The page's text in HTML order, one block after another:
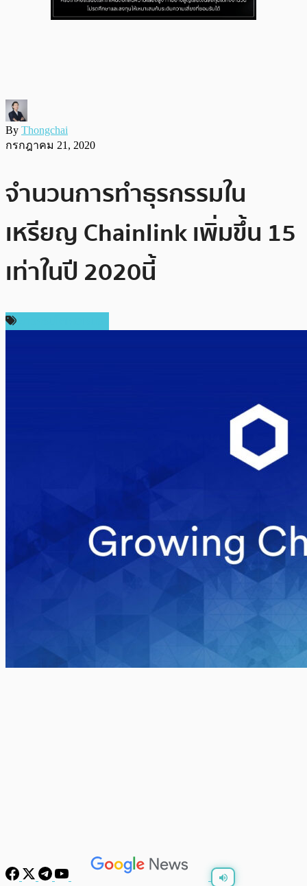
By Thongchai
กรกฎาคม 21, 2020
จำนวนการทำธุรกรรมใน
เหรียญ Chainlink เพิ่มขึ้น 15
เท่าในปี 2020นี้